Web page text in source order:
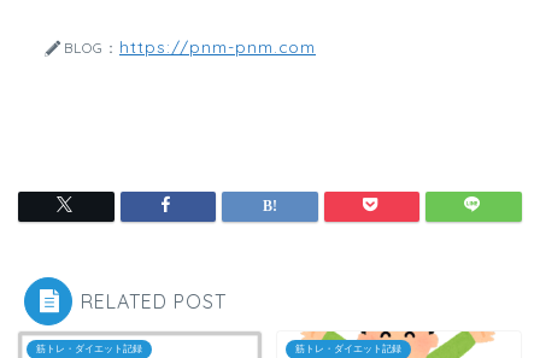
BLOG： https://pnm-pnm.com
RELATED POST
筋トレ・ダイエット記録 筋トレ・ダイエット記録